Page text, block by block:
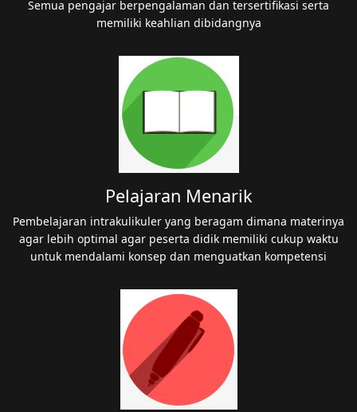
Semua pengajar berpengalaman dan tersertifikasi serta
memiliki keahlian dibidangnya
Pelajaran Menarik
Pembelajaran intrakulikuler yang beragam dimana materinya
agar lebih optimal agar peserta didik memiliki cukup waktu
untuk mendalami konsep dan menguatkan kompetensi